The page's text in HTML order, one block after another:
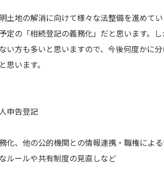
土地の解消に向けて様々な法整備を進めて
定の「相続登記の義務化」だと思います。
い方も多いと思いますので、今後何度かに
思います。
申告登記
、他の公的機関との情報連携・職権によ
ールや共有制度の見直しなど